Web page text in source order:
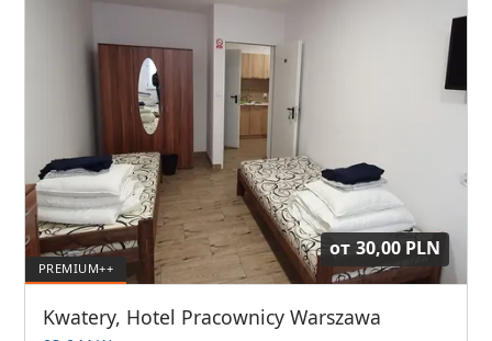
от 30,00 PLN
Kwatery, Hotel Pracownicy Warszawa